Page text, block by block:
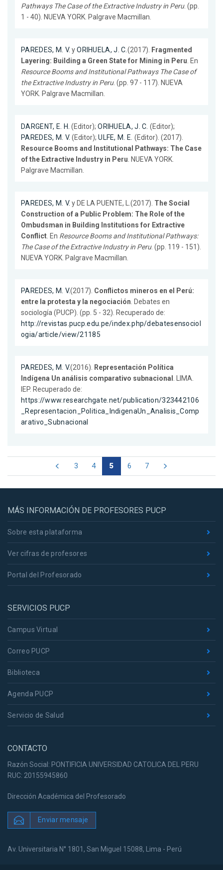
Pathways The Case of the Extractive Industry in Peru. (pp.
1 - 40). NUEVA YORK. Palgrave Macmillan.
PAREDES, M. V. yORIHUELA, J. C.(2017). Fragmented
Layering: Building a Green State for Mining in Peru. En
Resource Booms and Institutional Pathways The Case of
the Extractive Industry in Peru. (pp. 97 - 117). NUEVA
YORK. Palgrave Macmillan.
DARGENT, E. H. (Editor);ORIHUELA, J. C. (Editor);
PAREDES, M. V. (Editor);ULFE, M. E. (Editor). (2017).
Resource Booms and Institutional Pathways: The Case
of the Extractive Industry in Peru. NUEVA YORK.
Palgrave Macmillan.
PAREDES, M. V. y DE LA PUENTE, L.(2017). The Social
Construction of a Public Problem: The Role of the
Ombudsman in Building Institutions for Extractive
Conflict. En Resource Booms and Institutional Pathways:
The Case of the Extractive Industry in Peru. (pp. 119 - 151).
NUEVA YORK. Palgrave Macmillan.
PAREDES, M. V.(2017). Conflictos mineros en el Perú:
entre la protesta y la negociación. Debates en
sociología (PUCP). (pp. 5 - 32). Recuperado de:
http://revistas.pucp.edu.pe/index.php/debatesensociol
ogia/article/view/21185
PAREDES, M. V.(2016). Representación Política
Indígena Un análisis comparativo subnacional . LIMA.
IEP. Recuperado de:
https://www.researchgate.net/publication/323442106
_Representacion_Politica_IndigenaUn_Analisis_Comp
arativo_Subnacional
3 4 5 6 7
MÁS INFORMACIÓN DE PROFESORES PUCP
Sobre esta plataforma
Ver cifras de profesores
Portal del Profesorado
SERVICIOS PUCP
Campus Virtual
Correo PUCP
Biblioteca
Agenda PUCP
Servicio de Salud
CONTACTO
Razón Social: PONTIFICIA UNIVERSIDAD CATOLICA DEL PERU
RUC: 20155945860
Dirección Académica del Profesorado
Enviar mensaje
Av. Universitaria N° 1801, San Miguel 15088, Lima - Perú